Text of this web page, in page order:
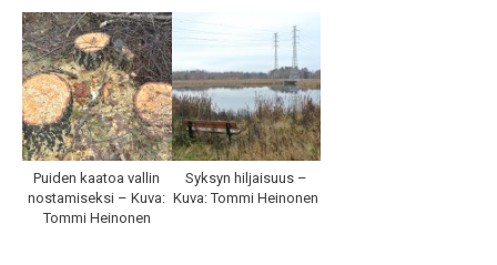
Puiden kaatoa vallin
nostamiseksi – Kuva:
Tommi Heinonen
Syksyn hiljaisuus –
Kuva: Tommi Heinonen